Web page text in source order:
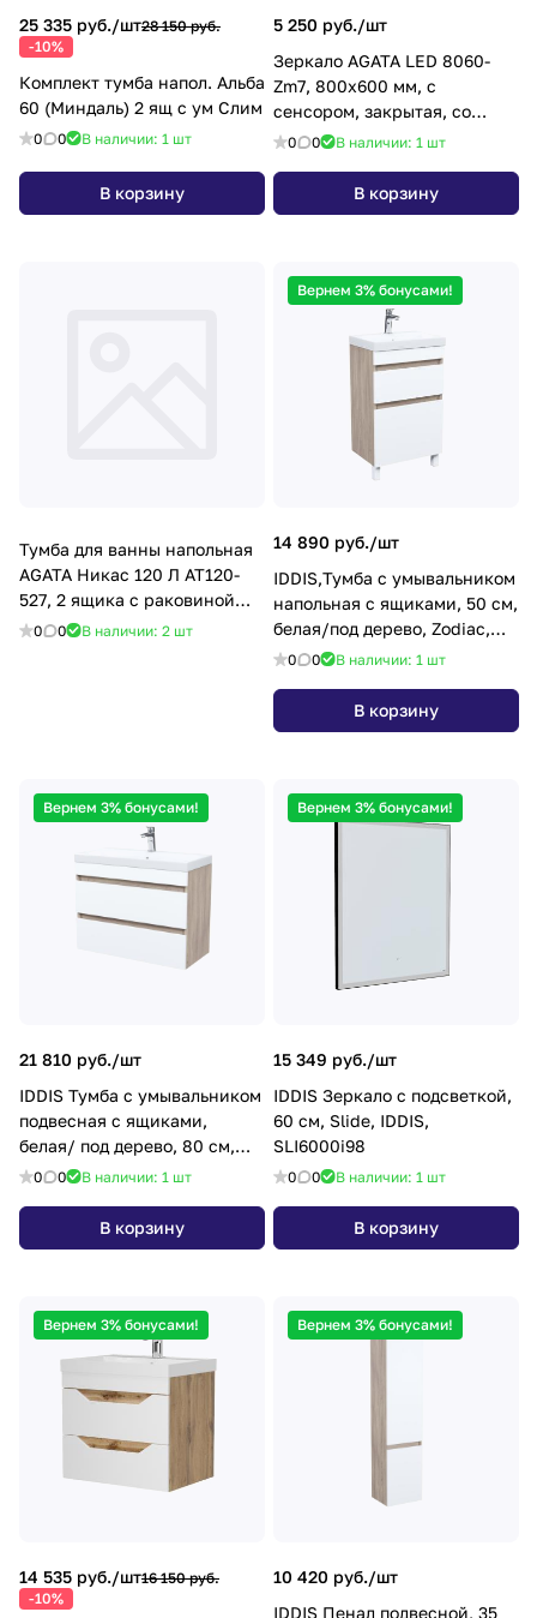
25 335 руб./шт28 150 руб.
-10%
Комплект тумба напол. Альба
60 (Миндаль) 2 ящ с ум Слим
0 0 В наличии: 1 шт
В корзину
5 250 руб./шт
Зеркало AGATA LED 8060-
Zm7, 800х600 мм, с
сенсором, закрытая, со
сменой подсветки
0 0 В наличии: 1 шт
В корзину
Тумба для ванны напольная
AGATA Никас 120 Л АТ120-
527, 2 ящика с раковиной
Марсал 120 левый с правым
0 0 В наличии: 2 шт
Вернем 3% бонусами!
14 890 руб./шт
IDDIS,Тумба с умывальником
напольная с ящиками, 50 см,
белая/под дерево, Zodiac,
ZOD5ABFi95K
0 0 В наличии: 1 шт
В корзину
Вернем 3% бонусами!
21 810 руб./шт
IDDIS Тумба с умывальником
подвесная с ящиками,
белая/ под дерево, 80 см,
Zodiac, IDDIS, ZOD8AB0i95K
0 0 В наличии: 1 шт
В корзину
Вернем 3% бонусами!
15 349 руб./шт
IDDIS Зеркало с подсветкой,
60 см, Slide, IDDIS,
SLI6000i98
0 0 В наличии: 1 шт
В корзину
Вернем 3% бонусами!
14 535 руб./шт16 150 руб.
-10%
Вернем 3% бонусами!
10 420 руб./шт
IDDIS Пенал подвесной, 35